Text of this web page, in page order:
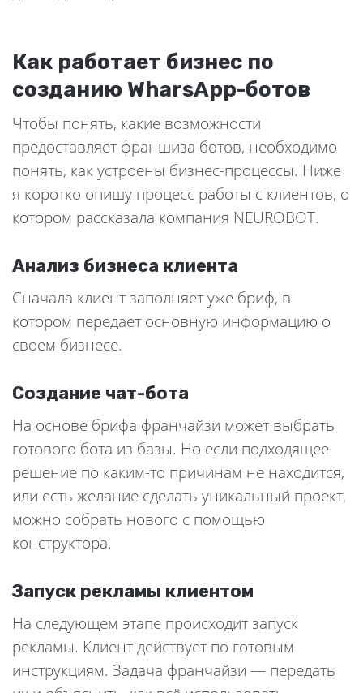
Как работает бизнес по
созданию WharsApp-ботов
Чтобы понять, какие возможности
предоставляет франшиза ботов, необходимо
понять, как устроены бизнес-процессы. Ниже
я коротко опишу процесс работы с клиентов, о
котором рассказала компания NEUROBOT.
Анализ бизнеса клиента
Сначала клиент заполняет уже бриф, в
котором передает основную информацию о
своем бизнесе.
Создание чат-бота
На основе брифа франчайзи может выбрать
готового бота из базы. Но если подходящее
решение по каким-то причинам не находится,
или есть желание сделать уникальный проект,
можно собрать нового с помощью
конструктора.
Запуск рекламы клиентом
На следующем этапе происходит запуск
рекламы. Клиент действует по готовым
инструкциям. Задача франчайзи — передать